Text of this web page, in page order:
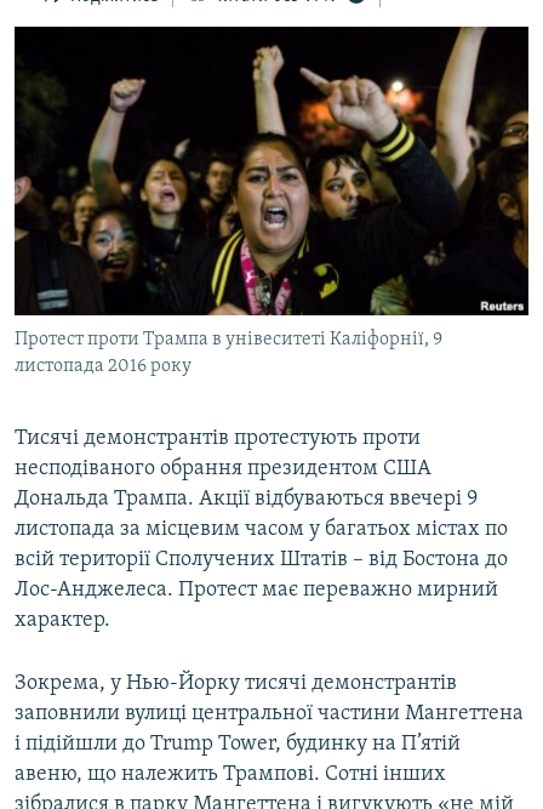
до
ВСЕ ЗА ДЕНЬ
СПЕЦПРОЕКТИ
ДЕПОРТАЦІЯ
ВІДЕОУРОКИ «ELIFBE»
СВІДЧЕННЯ ОКУПАЦІЇ
УКРАЇНСЬКА ПРОБЛЕМА КРИМУ
ІНФОГРАФІКА
ЯК ОБІЙТИ БЛОКУВАННЯ
Русский
Qırımtatar
ДОЛУЧАЙСЯ!
Усі сайти RFE/RL
Протест проти Трампа в унівеситеті Каліфорнії, 9
листопада 2016 року
Тисячі демонстрантів протестують проти
несподіваного обрання президентом США
Дональда Трампа. Акції відбуваються ввечері 9
листопада за місцевим часом у багатьох містах по
всій території Сполучених Штатів – від Бостона до
Лос-Анджелеса. Протест має переважно мирний
характер.
Зокрема, у Нью-Йорку тисячі демонстрантів
заповнили вулиці центральної частини Мангеттена
і підійшли до Trump Tower, будинку на П’ятій
авеню, що належить Трампові. Сотні інших